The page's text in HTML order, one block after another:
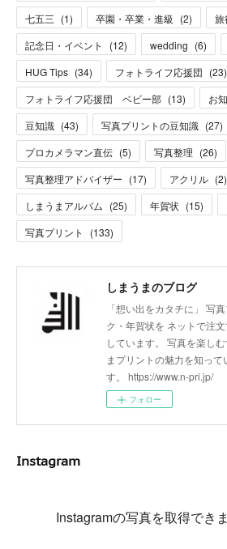
七五三 (1) 卒園・卒業・進級 (2) 旅
記念日・イベント
(12) wedding (6)
HUG Tips (34) フォトライフ応援団 (23)
フォトライフ応援団 ベビー部 (13) お
豆知識 (43) 写真プリントの豆知識 (27)
プロカメラマン直伝 (5) 写真整理 (26)
写真整理アドバイザー (17) アクリル (2)
しまうまアルバム (25) 年賀状 (15)
写真プリント
(133)
しまうまのブログ
「想い出をカタチに」 写
ク・年賀状を ネットで注
しています。 写真を楽し
まプリントの魅力を知っ
す。 https://www.n-pri.jp/
フォロー
Instagram
Instagramの写真を取得でき